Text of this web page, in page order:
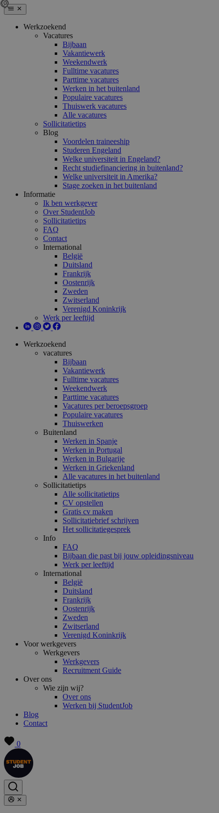
Werkzoekend
Vacatures
Bijbaan
Vakantiewerk
Weekendwerk
Fulltime vacatures
Parttime vacatures
Werken in het buitenland
Populaire vacatures
Thuiswerk vacatures
Alle vacatures
Sollicitatietips
Blog
Voordelen traineeship
Studeren Engeland
Welke universiteit in Engeland?
Recht studiefinanciering in buitenland?
Welke universiteit in Amerika?
Stage zoeken in het buitenland
Informatie
Ik ben werkgever
Over StudentJob
Sollicitatietips
FAQ
Contact
International
België
Duitsland
Frankrijk
Oostenrijk
Zweden
Zwitserland
Verenigd Koninkrijk
Werk per leeftijd
Werkzoekend
vacatures
Bijbaan
Vakantiewerk
Fulltime vacatures
Weekendwerk
Parttime vacatures
Vacatures per beroepsgroep
Populaire vacatures
Thuiswerken
Buitenland
Werken in Spanje
Werken in Portugal
Werken in Bulgarije
Werken in Griekenland
Alle vacatures in het buitenland
Sollicitatietips
Alle sollicitatietips
CV opstellen
Gratis cv maken
Sollicitatiebrief schrijven
Het sollicitatiegesprek
Info
FAQ
Bijbaan die past bij jouw opleidingsniveau
Werk per leeftijd
International
België
Duitsland
Frankrijk
Oostenrijk
Zweden
Zwitserland
Verenigd Koninkrijk
Voor werkgevers
Werkgevers
Werkgevers
Recruitment Guide
Over ons
Wie zijn wij?
Over ons
Werken bij StudentJob
Blog
Contact
0